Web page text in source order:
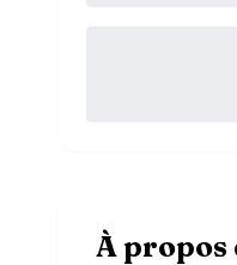
À propos